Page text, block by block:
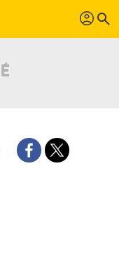
profil search